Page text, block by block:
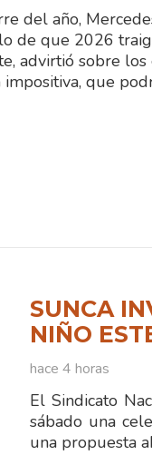
del año,
de que 2026
advirtió sobre
que
SUNCA
NIÑO
hace 4 horas
El Sindicato
sábado una
una propuesta